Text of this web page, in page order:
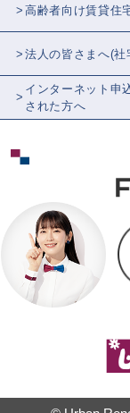
高齢者向け賃貸住
法人の皆さまへ(社
インターネット申
された方へ